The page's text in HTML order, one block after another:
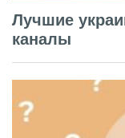
Лучшие
каналы